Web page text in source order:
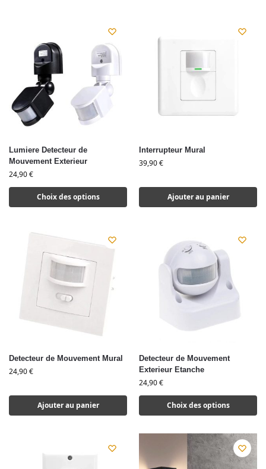
Lumiere Detecteur de
Mouvement Exterieur
24,90€
Choix des options
Interrupteur Mural
39,90€
Ajouter au panier
Detecteur de Mouvement Mural
24,90€
Ajouter au panier
Detecteur de Mouvement
Exterieur Etanche
24,90€
Choix des options